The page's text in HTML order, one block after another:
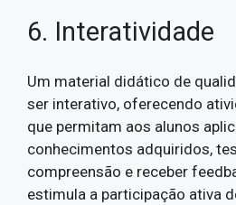
6. Interatividade
Um material didático de
ser interativo, oferecendo
que permitam aos alunos
conhecimentos adquiridos,
compreensão e receber
estimula a participação ativa